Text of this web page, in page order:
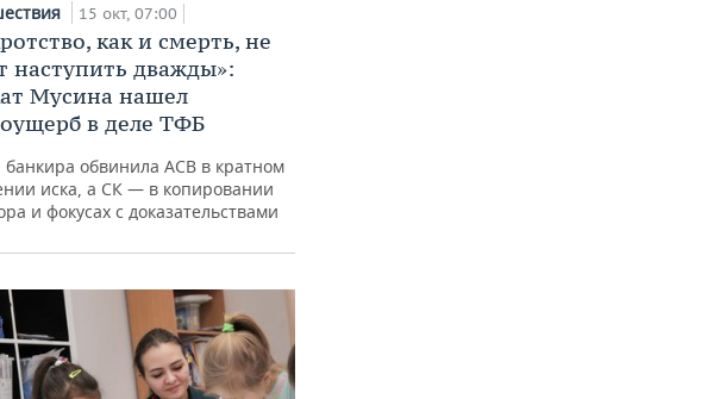
15 окт, 07:00
как и смерть, не
наступить дважды»:
Мусина нашел
в деле ТФБ
обвинила АСВ в кратном
иска, а СК — в копировании
и фокусах с доказательствами